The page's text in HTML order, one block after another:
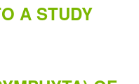
A STUDY